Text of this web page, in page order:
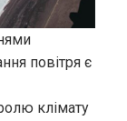
повітря є
клімату